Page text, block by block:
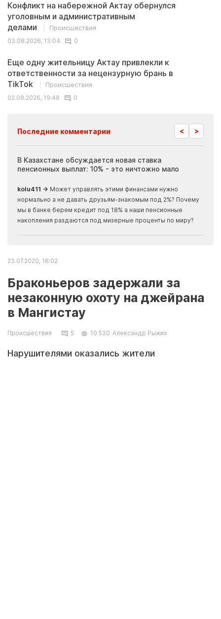
Конфликт на набережной Актау обернулся
уголовным и административным
делами
Происшествия
03.08.2026, 13:04
0
Еще одну жительницу Актау привлекли к
ответственности за нецензурную брань в
TikTok
Происшествия
02.08.2026, 19:48
0
Последние комментарии < >
В Казахстане обсуждается новая ставка
пенсионных выплат: 10% - это ничтожно мало
kolu411 → Может управлять этими финансами нужно
нормально а не давать друзьям-знакомым под 2%? Почему
мы в банке берем кредит под 18% а наши пенсионные
накопления раздаются под мизерные проценты по миру?
23.07.2020, 18:02
Браконьеров задержали за
незаконную охоту на джейрана
в Мангистау
Происшествия 5 10 530 Александр Рыжих
Нарушителями оказались жители